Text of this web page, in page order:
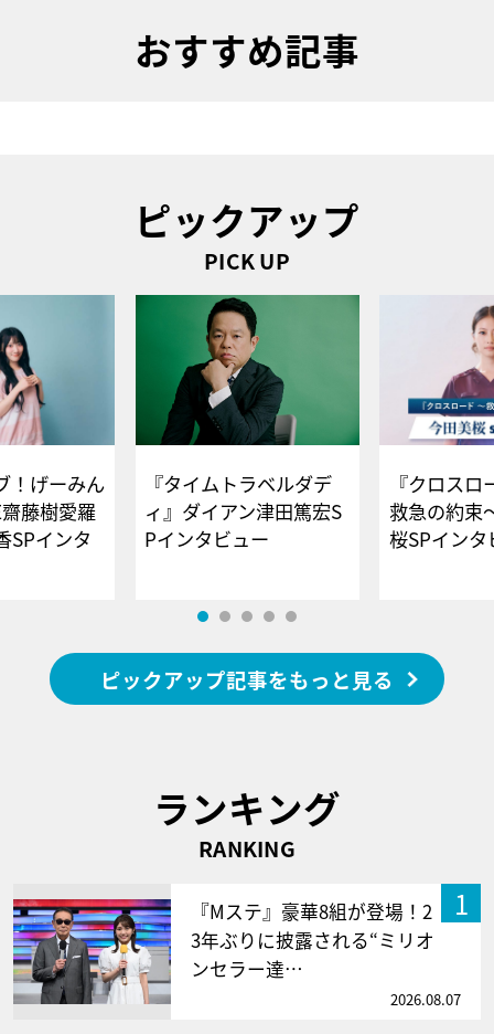
おすすめ記事
ピックアップ
PICK UP
！げーみん
藤樹愛羅
SPインタ
『タイムトラベルダデ
ィ』ダイアン津田篤宏S
Pインタビュー
『クロス
救急の約束
桜SPイ
ピックアップ記事をもっと見る
ランキング
RANKING
1
『Mステ』豪華8組が登場！2
3年ぶりに披露される“ミリオ
ンセラー達…
2026.08.07